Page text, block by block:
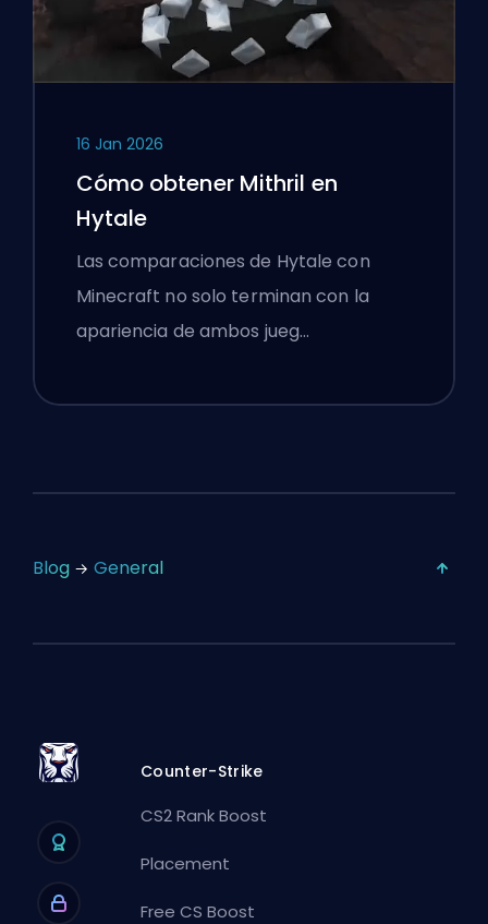
16 Jan 2026
Cómo obtener Mithril en
Hytale
Las comparaciones de Hytale con
Minecraft no solo terminan con la
apariencia de ambos jueg…
Blog General
Counter-Strike
CS2 Rank Boost
Placement
Free CS Boost